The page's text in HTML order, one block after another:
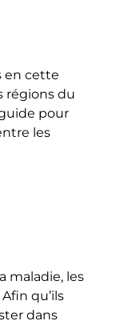
en cette
régions du
pour
les
maladie, les
qu’ils
dans